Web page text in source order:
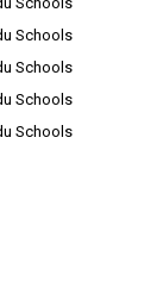
Schools
Schools
Schools
Schools